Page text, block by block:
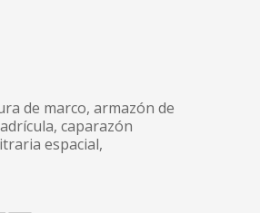
de marco, armazón de
caparazón
espacial,